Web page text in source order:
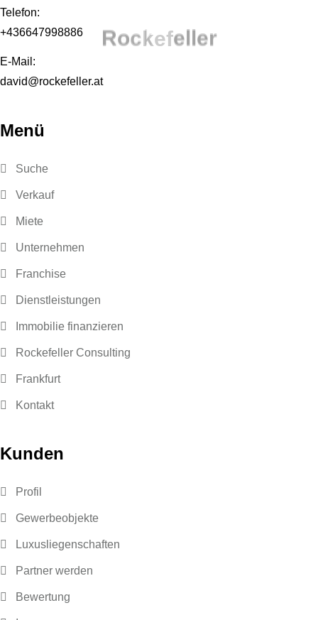
Rockefeller
Telefon:
+436647998886
E-Mail:
david@rockefeller.at
Menü
Suche
Verkauf
Miete
Unternehmen
Franchise
Dienstleistungen
Immobilie finanzieren
Rockefeller Consulting
Frankfurt
Kontakt
Kunden
Profil
Gewerbeobjekte
Luxusliegenschaften
Partner werden
Bewertung